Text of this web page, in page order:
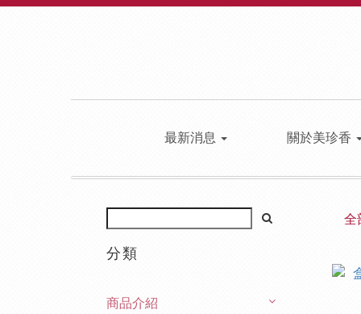
最新消息 關於美珍香
分類
商品介紹
全